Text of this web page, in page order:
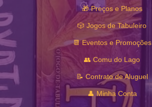
🎁 Preços e Planos
🎲 Jogos de Tabuleiro
📆 Eventos e Promoções
👥 Comu do Lago
📝 Contrato de Aluguel
👤 Minha Conta